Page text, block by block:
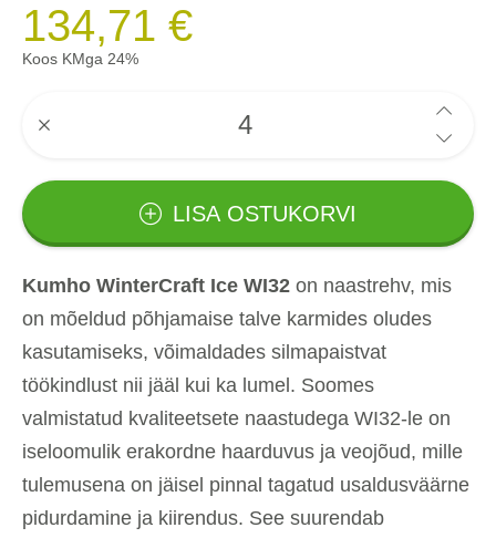
134,71 €
Koos KMga 24%
LISA OSTUKORVI
Kumho WinterCraft Ice WI32 on naastrehv, mis
on mõeldud põhjamaise talve karmides oludes
kasutamiseks, võimaldades silmapaistvat
töökindlust nii jääl kui ka lumel. Soomes
valmistatud kvaliteetsete naastudega WI32-le on
iseloomulik erakordne haarduvus ja veojõud, mille
tulemusena on jäisel pinnal tagatud usaldusväärne
pidurdamine ja kiirendus. See suurendab